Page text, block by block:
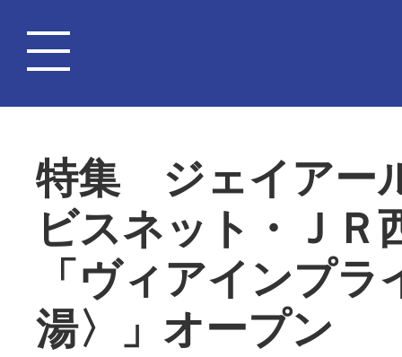
特集 ジェイアー
ビスネット・Ｊ
「ヴィアインプ
湯〉」オープン